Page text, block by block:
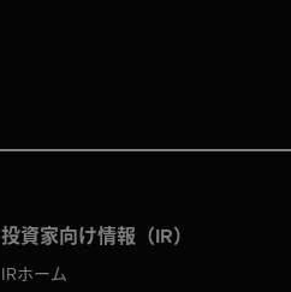
投資家向け情報（IR）
IRホーム